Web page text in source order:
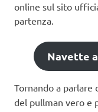
online sul sito
partenza.
Navette
Tornando a parlare
del pullman vero e